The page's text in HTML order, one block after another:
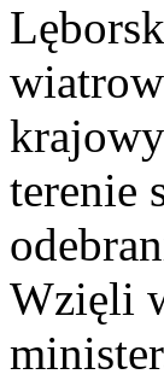
terenie
Wzięli